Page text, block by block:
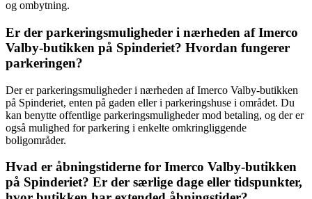
og ombytning.
Er der parkeringsmuligheder i nærheden af Imerco
Valby-butikken på Spinderiet? Hvordan fungerer
parkeringen?
Der er parkeringsmuligheder i nærheden af Imerco Valby-butikken
på Spinderiet, enten på gaden eller i parkeringshuse i området. Du
kan benytte offentlige parkeringsmuligheder mod betaling, og der er
også mulighed for parkering i enkelte omkringliggende
boligområder.
Hvad er åbningstiderne for Imerco Valby-butikken
på Spinderiet? Er der særlige dage eller tidspunkter,